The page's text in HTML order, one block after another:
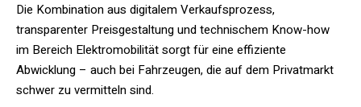
Die Kombination aus digitalem Verkaufsprozess,
transparenter Preisgestaltung und technischem Know-how
im Bereich Elektromobilität sorgt für eine effiziente
Abwicklung – auch bei Fahrzeugen, die auf dem Privatmarkt
schwer zu vermitteln sind.